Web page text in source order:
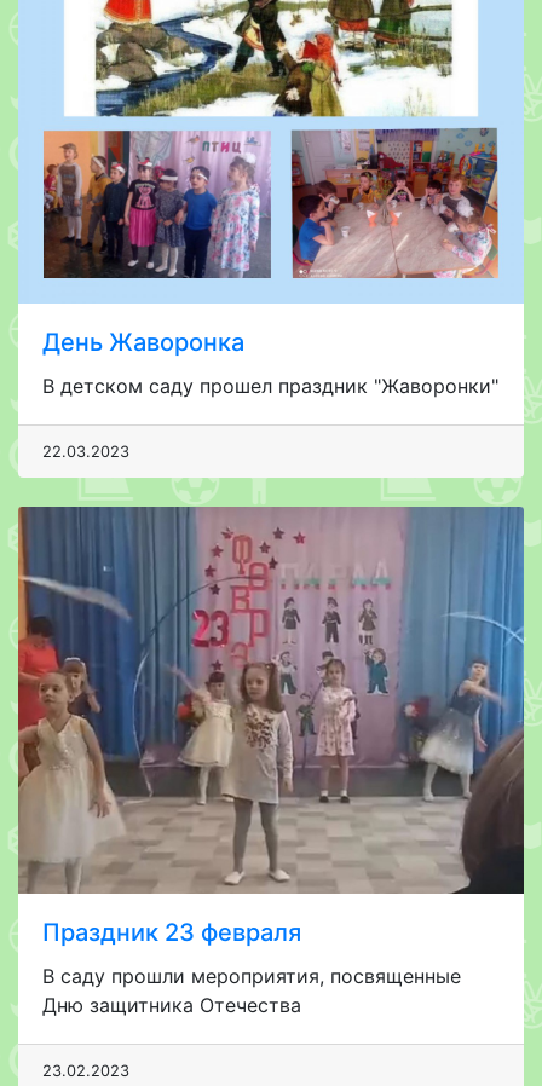
День Жаворонка
В детском саду прошел праздник "Жаворонки"
22.03.2023
Праздник 23 февраля
В саду прошли мероприятия, посвященные
Дню защитника Отечества
23.02.2023